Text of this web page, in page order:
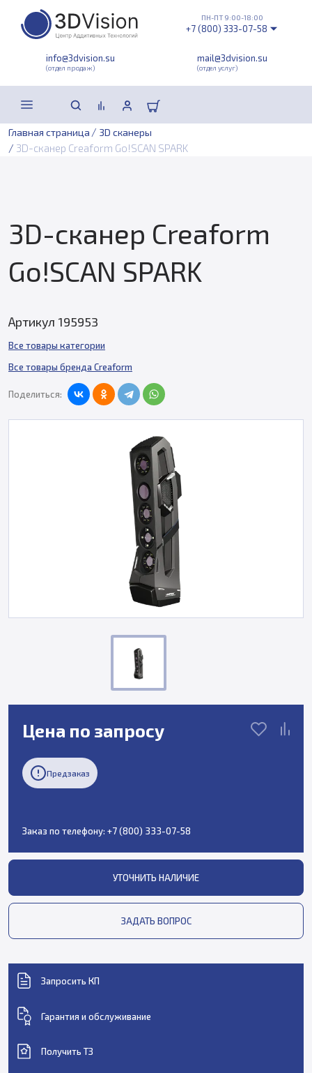
info@3dvision.su
(отдел продаж)
mail@3dvision.su
(отдел услуг)
ПН-ПТ 9:00-18:00
+7 (800) 333-07-58
Главная страница / 3D сканеры
/ 3D-сканер Creaform Go!SCAN SPARK
3D-сканер Creaform
Go!SCAN SPARK
Артикул 195953
Все товары категории
Все товары бренда Creaform
Поделиться:
Цена по запросу
Предзаказ
Заказ по телефону: +7 (800) 333-07-58
УТОЧНИТЬ НАЛИЧИЕ
ЗАДАТЬ ВОПРОС
Запросить КП
Гарантия и обслуживание
Получить ТЗ